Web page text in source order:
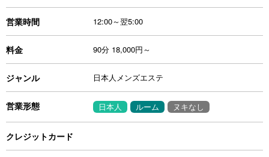
営業時間 12:00～翌5:00
料金 90分 18,000円～
ジャンル 日本人メンズエステ
営業形態 日本人 ルーム ヌキなし
クレジットカード